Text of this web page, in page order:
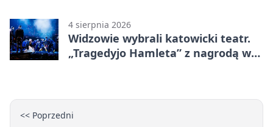
4 sierpnia 2026
Widzowie wybrali katowicki teatr.
„Tragedyjo Hamleta” z nagrodą w
<< Poprzedni